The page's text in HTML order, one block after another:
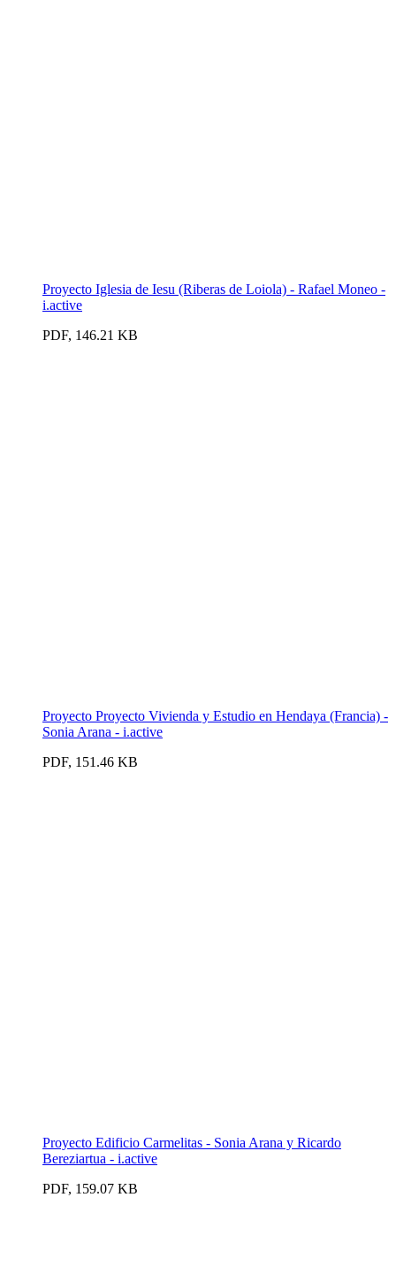
Proyecto Iglesia de Iesu (Riberas de Loiola) - Rafael Moneo -
i.active
PDF, 146.21 KB
Proyecto Proyecto Vivienda y Estudio en Hendaya (Francia) -
Sonia Arana - i.active
PDF, 151.46 KB
Proyecto Edificio Carmelitas - Sonia Arana y Ricardo
Bereziartua - i.active
PDF, 159.07 KB